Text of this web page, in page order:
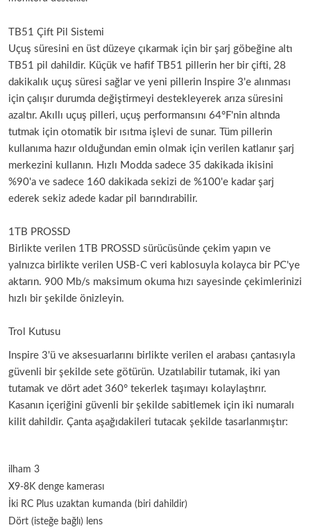
TB51 Çift Pil Sistemi
Uçuş süresini en üst düzeye çıkarmak için bir şarj göbeğine altı
TB51 pil dahildir. Küçük ve hafif TB51 pillerin her bir çifti, 28
dakikalık uçuş süresi sağlar ve yeni pillerin Inspire 3'e alınması
için çalışır durumda değiştirmeyi destekleyerek arıza süresini
azaltır. Akıllı uçuş pilleri, uçuş performansını 64°F'nin altında
tutmak için otomatik bir ısıtma işlevi de sunar. Tüm pillerin
kullanıma hazır olduğundan emin olmak için verilen katlanır şarj
merkezini kullanın. Hızlı Modda sadece 35 dakikada ikisini
%90'a ve sadece 160 dakikada sekizi de %100'e kadar şarj
ederek sekiz adede kadar pil barındırabilir.
1TB PROSSD
Birlikte verilen 1TB PROSSD sürücüsünde çekim yapın ve
yalnızca birlikte verilen USB-C veri kablosuyla kolayca bir PC'ye
aktarın. 900 Mb/s maksimum okuma hızı sayesinde çekimlerinizi
hızlı bir şekilde önizleyin.
Trol Kutusu
Inspire 3'ü ve aksesuarlarını birlikte verilen el arabası çantasıyla
güvenli bir şekilde sete götürün. Uzatılabilir tutamak, iki yan
tutamak ve dört adet 360° tekerlek taşımayı kolaylaştırır.
Kasanın içeriğini güvenli bir şekilde sabitlemek için iki numaralı
kilit dahildir. Çanta aşağıdakileri tutacak şekilde tasarlanmıştır:
ilham 3
X9-8K denge kamerası
İki RC Plus uzaktan kumanda (biri dahildir)
Dört (isteğe bağlı) lens